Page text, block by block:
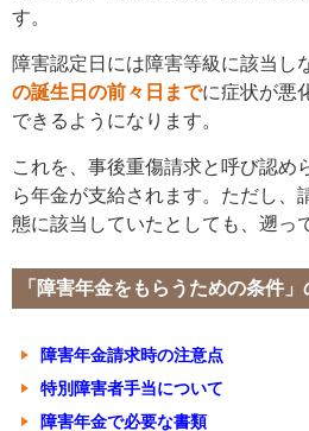
す。
障害認定日には障害等級に該当し
の誕生日の前々日までに症状が悪
できるようになります。
これを、事後重傷請求と呼び認め
ら年金が支給されます。ただし、
態に該当していたとしても、遡っ
「障害年金をもらうための条件
障害年金請求時の注意点
特別障害者手当について
障害年金で必要な書類